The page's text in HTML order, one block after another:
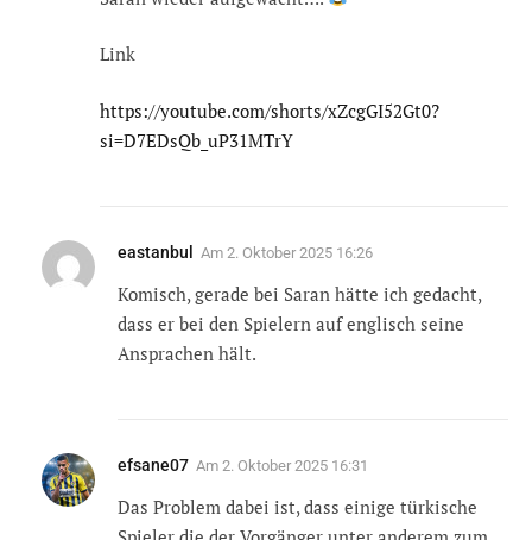
Link
https://youtube.com/shorts/xZcgGI52Gt0?
si=D7EDsQb_uP31MTrY
eastanbul Am 2. Oktober 2025 16:26
Komisch, gerade bei Saran hätte ich gedacht,
dass er bei den Spielern auf englisch seine
Ansprachen hält.
efsane07 Am 2. Oktober 2025 16:31
Das Problem dabei ist, dass einige türkische